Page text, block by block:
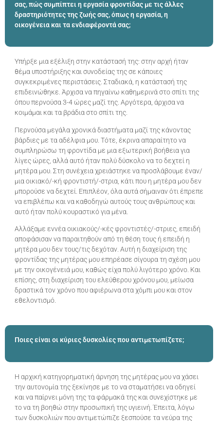
σας, πώς συμπίπτει η εργασία φροντίδας με τις άλλες
δραστηριότητες της ζωής σας, όπως η εργασία, η
οικογένεια και τα ενδιαφέροντά σας;
Υπήρξε μια εξέλιξη στην κατάστασή της: στην αρχή ήταν
θέμα υποστήριξης και συνοδείας της σε κάποιες
συγκεκριμένες περιστάσεις. Σταδιακά, η κατάστασή της
επιδεινώθηκε. Άρχισα να πηγαίνω καθημερινά στο σπίτι της
όπου περνούσα 3-4 ώρες μαζί της. Αργότερα, άρχισα να
κοιμάμαι και τα βράδια στο σπίτι της.
Περνούσα μεγάλα χρονικά διαστήματα μαζί της κάνοντας
βάρδιες με τα αδέλφια μου. Τότε, έκρινα απαραίτητο να
συμπληρώσω τη φροντίδα με μια εξωτερική βοήθεια για
λίγες ώρες, αλλά αυτό ήταν πολύ δύσκολο να το δεχτεί η
μητέρα μου. Στη συνέχεια χρειάστηκε να προσλάβουμε έναν/
μια οικιακό/-κή φροντιστή/-στρια, κάτι που η μητέρα μου δεν
μπορούσε να δεχτεί. Επιπλέον, όλα αυτά σήμαιναν ότι έπρεπε
να επιβλέπω και να καθοδηγώ αυτούς τους ανθρώπους και
αυτό ήταν πολύ κουραστικό για μένα.
Αλλάξαμε εννέα οικιακούς/-κές φροντιστές/-στριες, επειδή
αποφάσισαν να παραιτηθούν από τη θέση τους ή επειδή η
μητέρα μου δεν τους/τις δεχόταν. Αυτή η διαχείριση της
φροντίδας της μητέρας μου επηρέασε σίγουρα τη σχέση μου
με την οικογένειά μου, καθώς είχα πολύ λιγότερο χρόνο. Και
επίσης, στη διαχείριση του ελεύθερου χρόνου μου, μείωσα
δραστικά τον χρόνο που αφιέρωνα στα χόμπι μου και στον
εθελοντισμό.
Ποιες είναι οι κύριες δυσκολίες που αντιμετωπίζετε;
Η αρχική κατηγορηματική άρνηση της μητέρας μου να χάσει
την αυτονομία της ξεκίνησε με το να σταματήσει να οδηγεί
και να παίρνει μόνη της τα φάρμακά της και συνεχίστηκε με
το να τη βοηθώ στην προσωπική της υγιεινή. Έπειτα, λόγω
των δυσκολιών που αντιμετώπιζε ξεσπούσε τα νεύρα της